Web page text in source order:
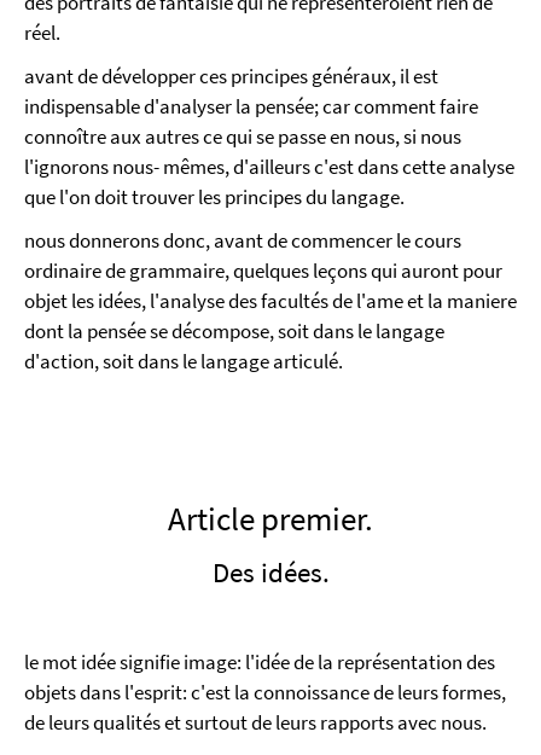
réel.
avant de développer ces principes généraux, il est
indispensable d'analyser la pensée; car comment faire
connoître aux autres ce qui se passe en nous, si nous
l'ignorons nous- mêmes, d'ailleurs c'est dans cette analyse
que l'on doit trouver les principes du langage.
nous donnerons donc, avant de commencer le cours
ordinaire de grammaire, quelques leçons qui auront pour
objet les idées, l'analyse des facultés de l'ame et la maniere
dont la pensée se décompose, soit dans le langage
d'action, soit dans le langage articulé.
Article premier.
Des idées.
le mot idée signifie image: l'idée de la représentation des
objets dans l'esprit: c'est la connoissance de leurs formes,
de leurs qualités et surtout de leurs rapports avec nous.